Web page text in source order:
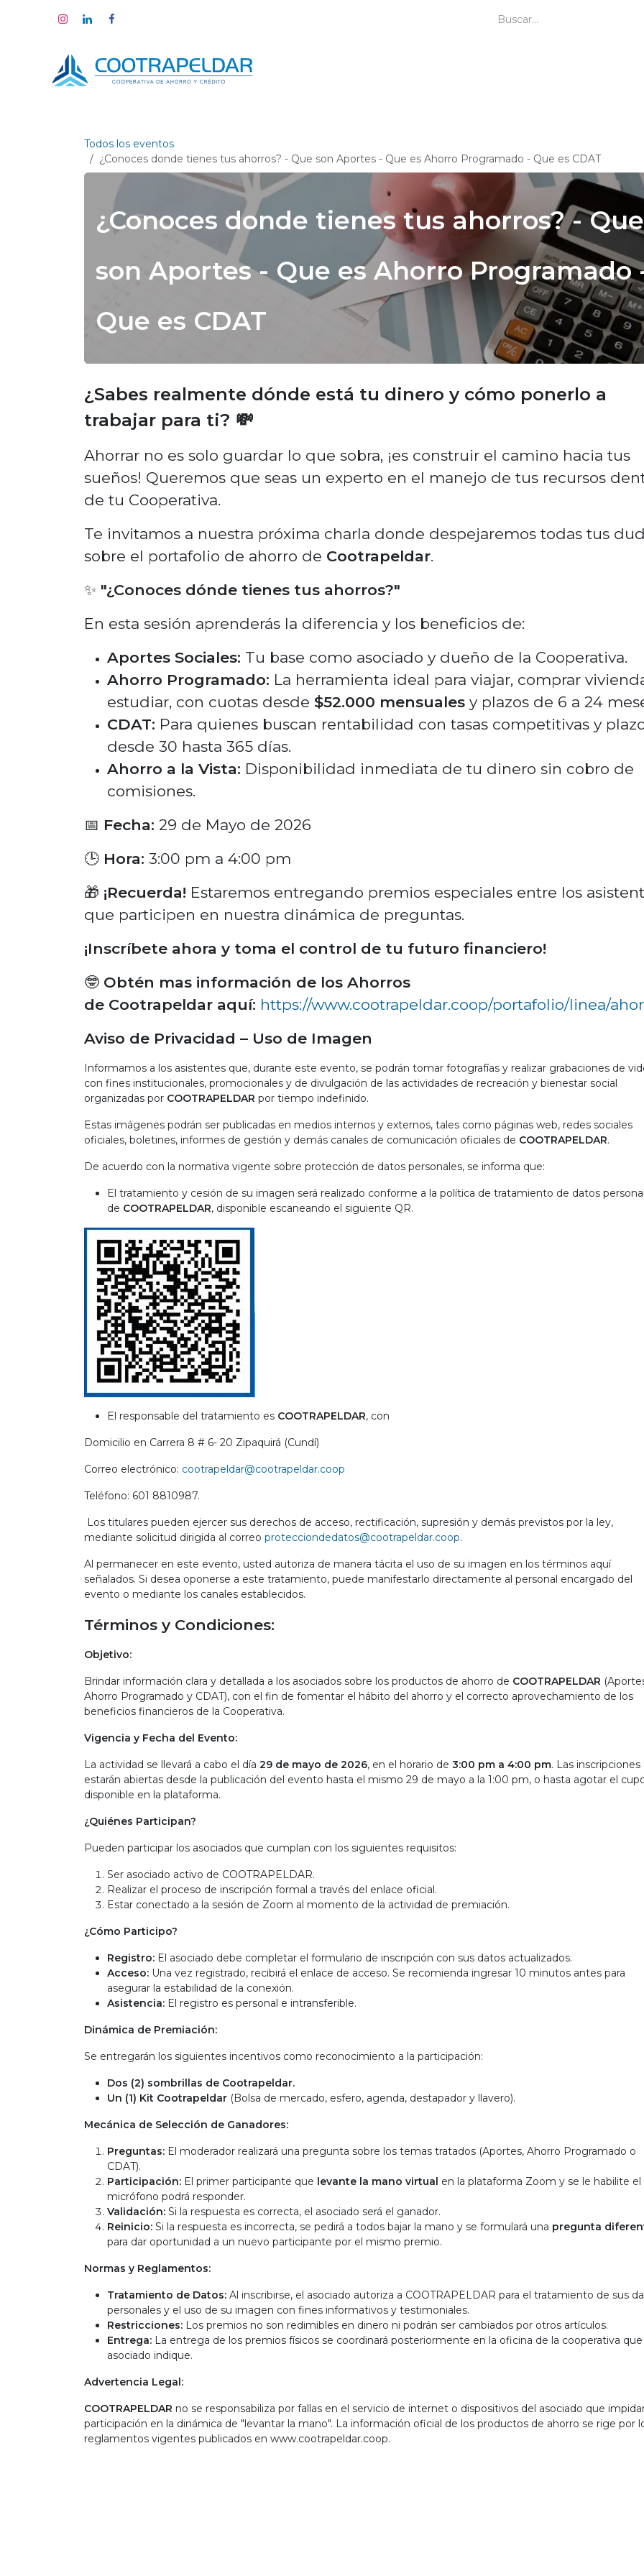
Todos los eventos
¿Conoces donde tienes tus ahorros? - Que son Aportes - Que es Ahorro Programado - Que es CDAT
¿Conoces donde tienes tus ahorros? - Que
son Aportes - Que es Ahorro Programado
Que es CDAT
¿Sabes realmente dónde está tu dinero y cómo ponerlo a
trabajar para ti? 💸
Ahorrar no es solo guardar lo que sobra, ¡es construir el camino hacia tus
sueños! Queremos que seas un experto en el manejo de tus recursos
de tu Cooperativa.
Te invitamos a nuestra próxima charla donde despejaremos todas tus
sobre el portafolio de ahorro de Cootrapeldar.
✨ "¿Conoces dónde tienes tus ahorros?"
En esta sesión aprenderás la diferencia y los beneficios de:
Aportes Sociales: Tu base como asociado y dueño de la Cooperativa.
Ahorro Programado: La herramienta ideal para viajar, comprar
estudiar, con cuotas desde $52.000 mensuales y plazos de 6 a 24
CDAT: Para quienes buscan rentabilidad con tasas competitivas y
desde 30 hasta 365 días.
Ahorro a la Vista: Disponibilidad inmediata de tu dinero sin cobro de
comisiones.
📅 Fecha: 29 de Mayo de 2026
🕒 Hora: 3:00 pm a 4:00 pm
🎁 ¡Recuerda! Estaremos entregando premios especiales entre los
que participen en nuestra dinámica de preguntas.
¡Inscríbete ahora y toma el control de tu futuro financiero!
🤓 Obtén mas información de los Ahorros
de Cootrapeldar aquí: https://www.cootrapeldar.coop/portafolio/linea/
Aviso de Privacidad – Uso de Imagen
Informamos a los asistentes que, durante este evento, se podrán tomar fotografías y realizar grabaciones de
con fines institucionales, promocionales y de divulgación de las actividades de recreación y bienestar social
organizadas por COOTRAPELDAR por tiempo indefinido.
Estas imágenes podrán ser publicadas en medios internos y externos, tales como páginas web, redes sociales
oficiales, boletines, informes de gestión y demás canales de comunicación oficiales de COOTRAPELDAR.
De acuerdo con la normativa vigente sobre protección de datos personales, se informa que:
El tratamiento y cesión de su imagen será realizado conforme a la política de tratamiento de datos
de COOTRAPELDAR, disponible escaneando el siguiente QR.
El responsable del tratamiento es COOTRAPELDAR, con
Domicilio en Carrera 8 # 6- 20 Zipaquirá (Cundí)
Correo electrónico: cootrapeldar@cootrapeldar.coop
Teléfono: 601 8810987.
Los titulares pueden ejercer sus derechos de acceso, rectificación, supresión y demás previstos por la ley,
mediante solicitud dirigida al correo protecciondedatos@cootrapeldar.coop.
Al permanecer en este evento, usted autoriza de manera tácita el uso de su imagen en los términos aquí
señalados. Si desea oponerse a este tratamiento, puede manifestarlo directamente al personal encargado del
evento o mediante los canales establecidos.
Términos y Condiciones:
Objetivo:
Brindar información clara y detallada a los asociados sobre los productos de ahorro de COOTRAPELDAR
Ahorro Programado y CDAT), con el fin de fomentar el hábito del ahorro y el correcto aprovechamiento de los
beneficios financieros de la Cooperativa.
Vigencia y Fecha del Evento:
La actividad se llevará a cabo el día 29 de mayo de 2026, en el horario de 3:00 pm a 4:00 pm. Las inscripciones
estarán abiertas desde la publicación del evento hasta el mismo 29 de mayo a la 1:00 pm, o hasta agotar el
disponible en la plataforma.
¿Quiénes Participan?
Pueden participar los asociados que cumplan con los siguientes requisitos:
Ser asociado activo de COOTRAPELDAR.
Realizar el proceso de inscripción formal a través del enlace oficial.
Estar conectado a la sesión de Zoom al momento de la actividad de premiación.
¿Cómo Participo?
Registro: El asociado debe completar el formulario de inscripción con sus datos actualizados.
Acceso: Una vez registrado, recibirá el enlace de acceso. Se recomienda ingresar 10 minutos antes para
asegurar la estabilidad de la conexión.
Asistencia: El registro es personal e intransferible.
Dinámica de Premiación:
Se entregarán los siguientes incentivos como reconocimiento a la participación:
Dos (2) sombrillas de Cootrapeldar.
Un (1) Kit Cootrapeldar (Bolsa de mercado, esfero, agenda, destapador y llavero).
Mecánica de Selección de Ganadores:
Preguntas: El moderador realizará una pregunta sobre los temas tratados (Aportes, Ahorro Programado o
CDAT).
Participación: El primer participante que levante la mano virtual en la plataforma Zoom y se le habilite el
micrófono podrá responder.
Validación: Si la respuesta es correcta, el asociado será el ganador.
Reinicio: Si la respuesta es incorrecta, se pedirá a todos bajar la mano y se formulará una pregunta
para dar oportunidad a un nuevo participante por el mismo premio.
Normas y Reglamentos:
Tratamiento de Datos: Al inscribirse, el asociado autoriza a COOTRAPELDAR para el tratamiento de sus
personales y el uso de su imagen con fines informativos y testimoniales.
Restricciones: Los premios no son redimibles en dinero ni podrán ser cambiados por otros artículos.
Entrega: La entrega de los premios físicos se coordinará posteriormente en la oficina de la cooperativa
asociado indique.
Advertencia Legal:
COOTRAPELDAR no se responsabiliza por fallas en el servicio de internet o dispositivos del asociado que
participación en la dinámica de "levantar la mano". La información oficial de los productos de ahorro se rige por
reglamentos vigentes publicados en www.cootrapeldar.coop.